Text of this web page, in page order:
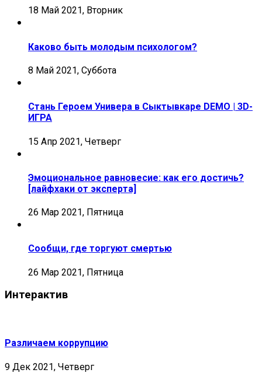
18 Май 2021, Вторник
Каково быть молодым психологом?
8 Май 2021, Суббота
Стань Героем Универа в Сыктывкаре DEMO | 3D-
ИГРА
15 Апр 2021, Четверг
Эмоциональное равновесие: как его достичь?
[лайфхаки от эксперта]
26 Мар 2021, Пятница
Сообщи, где торгуют смертью
26 Мар 2021, Пятница
Интерактив
Различаем коррупцию
9 Дек 2021, Четверг